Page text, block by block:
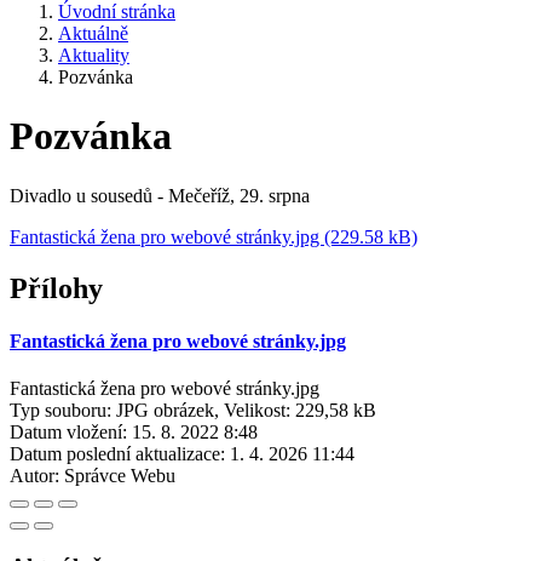
Úvodní stránka
Aktuálně
Aktuality
Pozvánka
Pozvánka
Divadlo u sousedů - Mečeříž, 29. srpna
Fantastická žena pro webové stránky.jpg (229.58 kB)
Přílohy
Fantastická žena pro webové stránky.jpg
Fantastická žena pro webové stránky.jpg
Typ souboru: JPG obrázek, Velikost: 229,58 kB
Datum vložení: 15. 8. 2022 8:48
Datum poslední aktualizace: 1. 4. 2026 11:44
Autor: Správce Webu